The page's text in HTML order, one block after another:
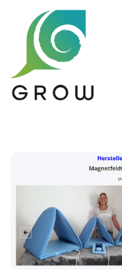
Zum
springen